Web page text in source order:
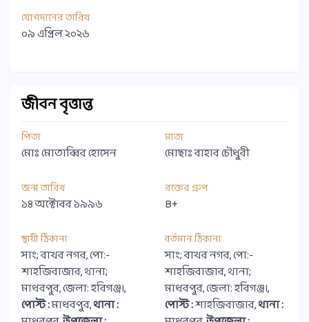
যোগদানের তারিখ
০৯ এপ্রিল ২০২৬
জীবন বৃত্তান্ত
পিতা
মোঃ মোতাব্বির হোসেন
মাতা
মোছাঃ বাহার চৌধুরী
জন্ম তারিখ
১৪ অক্টোবর ১৯৯৬
রক্তের গ্রুপ
B+
স্থায়ী ঠিকানা
সাং; বাখর নগর, পো:-
শাহজিবাজার, থানা;
মাধবপুর, জেলা: হবিগঞ্জ।,
পোস্ট :মাধবপুর,থানা :
বর্তমান ঠিকানা
সাং; বাখর নগর, পো:-
শাহজিবাজার, থানা;
মাধবপুর, জেলা: হবিগঞ্জ।,
পোস্ট :শাহজিবাজার,থানা :